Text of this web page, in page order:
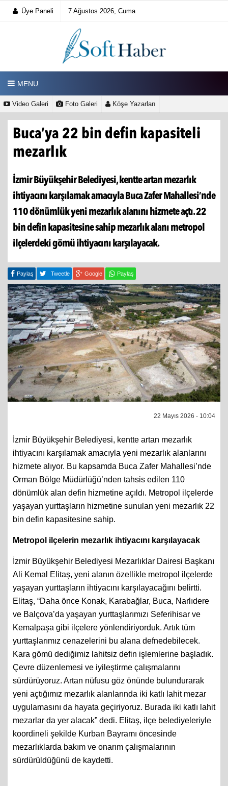
Üye Paneli 7 Ağustos 2026, Cuma
MENU
Video Galeri Foto Galeri Köşe Yazarları
Buca’ya 22 bin defin kapasiteli
mezarlık
İzmir Büyükşehir Belediyesi, kentte artan mezarlık
ihtiyacını karşılamak amacıyla Buca Zafer Mahallesi’nde
110 dönümlük yeni mezarlık alanını hizmete açtı. 22
bin defin kapasitesine sahip mezarlık alanı metropol
ilçelerdeki gömü ihtiyacını karşılayacak.
Paylaş Tweetle Google Paylaş
22 Mayıs 2026 - 10:04
İzmir Büyükşehir Belediyesi, kentte artan mezarlık
ihtiyacını karşılamak amacıyla yeni mezarlık alanlarını
hizmete alıyor. Bu kapsamda Buca Zafer Mahallesi’nde
Orman Bölge Müdürlüğü’nden tahsis edilen 110
dönümlük alan defin hizmetine açıldı. Metropol ilçelerde
yaşayan yurttaşların hizmetine sunulan yeni mezarlık 22
bin defin kapasitesine sahip.
Metropol ilçelerin mezarlık ihtiyacını karşılayacak
İzmir Büyükşehir Belediyesi Mezarlıklar Dairesi Başkanı
Ali Kemal Elitaş, yeni alanın özellikle metropol ilçelerde
yaşayan yurttaşların ihtiyacını karşılayacağını belirtti.
Elitaş, “Daha önce Konak, Karabağlar, Buca, Narlıdere
ve Balçova’da yaşayan yurttaşlarımızı Seferihisar ve
Kemalpaşa gibi ilçelere yönlendiriyorduk. Artık tüm
yurttaşlarımız cenazelerini bu alana defnedebilecek.
Kara gömü dediğimiz lahitsiz defin işlemlerine başladık.
Çevre düzenlemesi ve iyileştirme çalışmalarını
sürdürüyoruz. Artan nüfusu göz önünde bulundurarak
yeni açtığımız mezarlık alanlarında iki katlı lahit mezar
uygulamasını da hayata geçiriyoruz. Burada iki katlı lahit
mezarlar da yer alacak” dedi. Elitaş, ilçe belediyeleriyle
koordineli şekilde Kurban Bayramı öncesinde
mezarlıklarda bakım ve onarım çalışmalarının
sürdürüldüğünü de kaydetti.